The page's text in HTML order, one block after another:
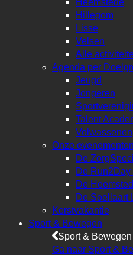
Hillegom
Lisse
Velsen
Alle
Agenda per
Jeugd
Jongeren
Talent
Volwassenen
Onze evenementen
De
De
De
De Soellaart
Kerstvakantie
Sport & Bewegen
Sport & Bewegen
Ga naar Sport &